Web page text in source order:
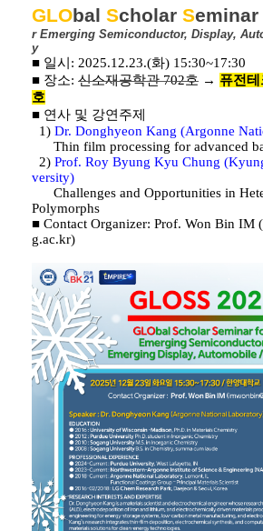
GLObal Scholar Seminar
r Emerging Semiconductor, Display,
y
■ 일시: 2025.12.23.(화) 15:30~17:30
■ 장소: 신소재공학관702호 → 퓨전테
호
■ 연사 및 강연주제
1) Dr. Donghyeon Kang (Argonne
Thin film processing for advanced
2) Prof. Roy Byung Kyu Chung
versity)
Challenges and Opportunities in
Polymorphs
■ Contact Organizer: Prof. Won Bin IM
g.ac.kr)